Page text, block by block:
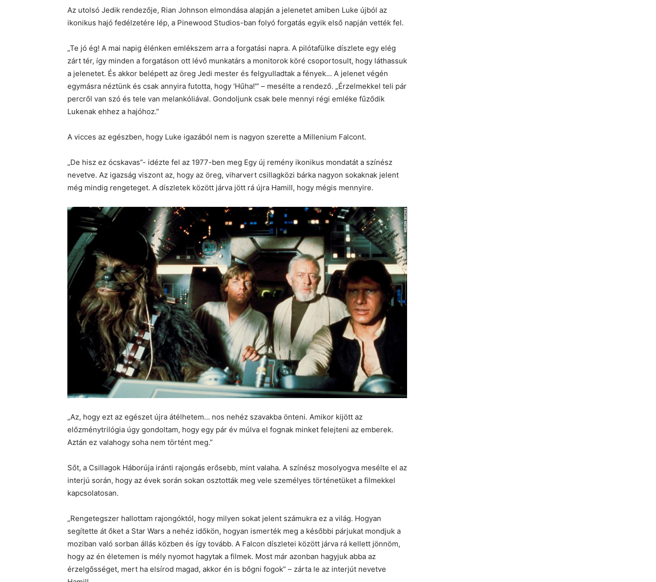
Az utolsó Jedik rendezője, Rian Johnson elmondása alapján a jelenetet amiben Luke újból az
ikonikus hajó fedélzetére lép, a Pinewood Studios-ban folyó forgatás egyik első napján vették fel.
„Te jó ég! A mai napig élénken emlékszem arra a forgatási napra. A pilótafülke díszlete egy elég
zárt tér, így minden a forgatáson ott lévő munkatárs a monitorok köré csoportosult, hogy láthassuk
a jelenetet. És akkor belépett az öreg Jedi mester és felgyulladtak a fények… A jelenet végén
egymásra néztünk és csak annyira futotta, hogy ‘Hűha!'” – mesélte a rendező. „Érzelmekkel teli pár
percről van szó és tele van melankóliával. Gondoljunk csak bele mennyi régi emléke fűződik
Lukenak ehhez a hajóhoz.”
A vicces az egészben, hogy Luke igazából nem is nagyon szerette a Millenium Falcont.
„De hisz ez ócskavas”- idézte fel az 1977-ben meg Egy új remény ikonikus mondatát a színész
nevetve. Az igazság viszont az, hogy az öreg, viharvert csillagközi bárka nagyon sokaknak jelent
még mindig rengeteget. A díszletek között járva jött rá újra Hamill, hogy mégis mennyire.
„Az, hogy ezt az egészet újra átélhetem… nos nehéz szavakba önteni. Amikor kijött az
előzménytrilógia úgy gondoltam, hogy egy pár év múlva el fognak minket felejteni az emberek.
Aztán ez valahogy soha nem történt meg.”
Sőt, a Csillagok Háborúja iránti rajongás erősebb, mint valaha. A színész mosolyogva mesélte el az
interjú során, hogy az évek során sokan osztották meg vele személyes történetüket a filmekkel
kapcsolatosan.
„Rengetegszer hallottam rajongóktól, hogy milyen sokat jelent számukra ez a világ. Hogyan
segítette át őket a Star Wars a nehéz időkön, hogyan ismerték meg a későbbi párjukat mondjuk a
moziban való sorban állás közben és így tovább. A Falcon díszletei között járva rá kellett jönnöm,
hogy az én életemen is mély nyomot hagytak a filmek. Most már azonban hagyjuk abba az
érzelgősséget, mert ha elsírod magad, akkor én is bőgni fogok” – zárta le az interjút nevetve